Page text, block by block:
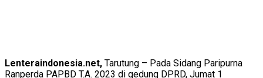
Lenteraindonesia.net, Tarutung – Pada Sidang Paripurna
Ranperda PAPBD T.A. 2023 di gedung DPRD, Jumat 1